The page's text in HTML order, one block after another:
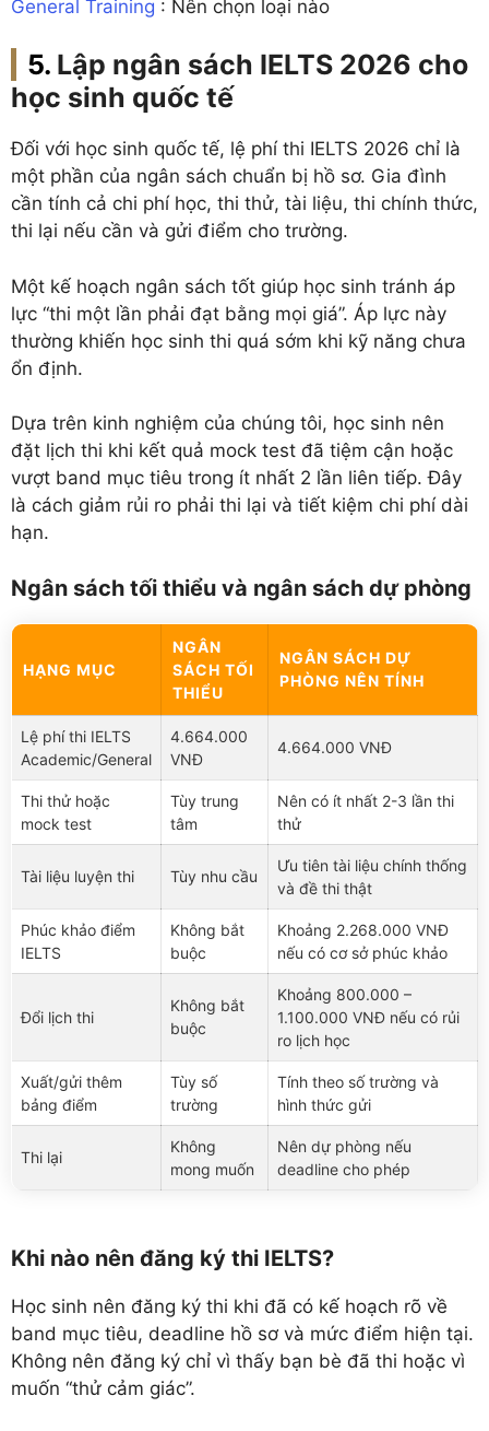
General Training : Nên chọn loại nào
Lập ngân sách IELTS 2026 cho
học sinh quốc tế
Đối với học sinh quốc tế, lệ phí thi IELTS 2026 chỉ là
một phần của ngân sách chuẩn bị hồ sơ. Gia đình
cần tính cả chi phí học, thi thử, tài liệu, thi chính thức,
thi lại nếu cần và gửi điểm cho trường.
Một kế hoạch ngân sách tốt giúp học sinh tránh áp
lực “thi một lần phải đạt bằng mọi giá”. Áp lực này
thường khiến học sinh thi quá sớm khi kỹ năng chưa
ổn định.
Dựa trên kinh nghiệm của chúng tôi, học sinh nên
đặt lịch thi khi kết quả mock test đã tiệm cận hoặc
vượt band mục tiêu trong ít nhất 2 lần liên tiếp. Đây
là cách giảm rủi ro phải thi lại và tiết kiệm chi phí dài
hạn.
Ngân sách tối thiểu và ngân sách dự phòng
HẠNG MỤC
NGÂN
SÁCH TỐI
THIỂU
NGÂN SÁCH DỰ
PHÒNG NÊN TÍNH
Lệ phí thi IELTS
Academic/General
4.664.000
VNĐ
4.664.000 VNĐ
Thi thử hoặc
mock test
Tùy trung
tâm
Nên có ít nhất 2-3 lần thi
thử
Tài liệu luyện thi Tùy nhu cầu
Ưu tiên tài liệu chính thống
và đề thi thật
Phúc khảo điểm
IELTS
Không bắt
buộc
Khoảng 2.268.000 VNĐ
nếu có cơ sở phúc khảo
Đổi lịch thi
Không bắt
buộc
Khoảng 800.000 –
1.100.000 VNĐ nếu có rủi
ro lịch học
Xuất/gửi thêm
bảng điểm
Tùy số
trường
Tính theo số trường và
hình thức gửi
Thi lại
Không
mong muốn
Nên dự phòng nếu
deadline cho phép
Khi nào nên đăng ký thi IELTS?
Học sinh nên đăng ký thi khi đã có kế hoạch rõ về
band mục tiêu, deadline hồ sơ và mức điểm hiện tại.
Không nên đăng ký chỉ vì thấy bạn bè đã thi hoặc vì
muốn “thử cảm giác”.